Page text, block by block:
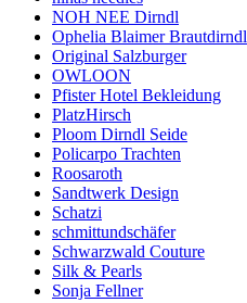
NOH NEE Dirndl
Ophelia Blaimer Brautdirndl
Original Salzburger
OWLOON
Pfister Hotel Bekleidung
PlatzHirsch
Ploom Dirndl Seide
Policarpo Trachten
Roosaroth
Sandtwerk Design
Schatzi
schmittundschäfer
Schwarzwald Couture
Silk & Pearls
Sonja Fellner